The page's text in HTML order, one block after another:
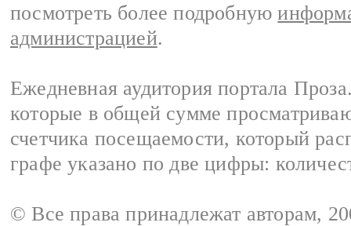
посмотреть более подробную
администрацией.
Ежедневная аудитория портала
которые в общей сумме
счетчика посещаемости, который
графе указано по две цифры:
© Все права принадлежат авторам,